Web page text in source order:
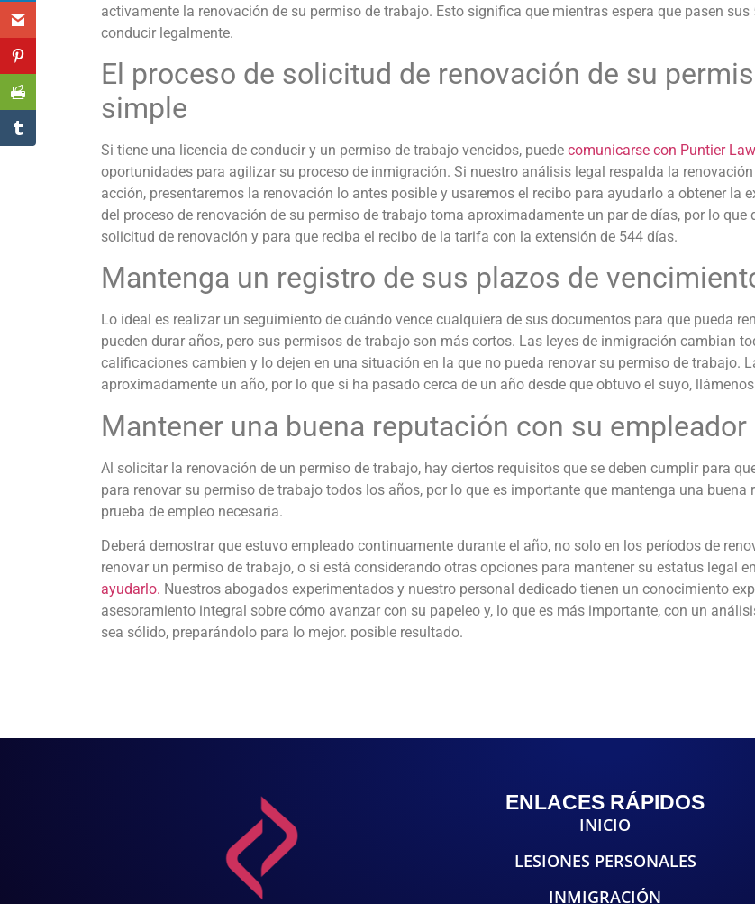
activamente la renovación de su permiso de trabajo. Esto significa que mientras espera que pasen
conducir legalmente.
El proceso de solicitud de renovación de su
simple
Si tiene una licencia de conducir y un permiso de trabajo vencidos, puede comunicarse con Puntier Law
oportunidades para agilizar su proceso de inmigración. Si nuestro análisis legal respalda la
acción, presentaremos la renovación lo antes posible y usaremos el recibo para ayudarlo a obtener la
del proceso de renovación de su permiso de trabajo toma aproximadamente un par de días, por lo
solicitud de renovación y para que reciba el recibo de la tarifa con la extensión de 544 días.
Mantenga un registro de sus plazos de
Lo ideal es realizar un seguimiento de cuándo vence cualquiera de sus documentos para que pueda
pueden durar años, pero sus permisos de trabajo son más cortos. Las leyes de inmigración cambian
calificaciones cambien y lo dejen en una situación en la que no pueda renovar su permiso de trabajo.
aproximadamente un año, por lo que si ha pasado cerca de un año desde que obtuvo el suyo,
Mantener una buena reputación con su empleador
Al solicitar la renovación de un permiso de trabajo, hay ciertos requisitos que se deben cumplir para
para renovar su permiso de trabajo todos los años, por lo que es importante que mantenga una
prueba de empleo necesaria.
Deberá demostrar que estuvo empleado continuamente durante el año, no solo en los períodos de
renovar un permiso de trabajo, o si está considerando otras opciones para mantener su estatus legal
ayudarlo. Nuestros abogados experimentados y nuestro personal dedicado tienen un conocimiento
asesoramiento integral sobre cómo avanzar con su papeleo y, lo que es más importante, con un
sea sólido, preparándolo para lo mejor. posible resultado.
ENLACES RÁPIDOS
INICIO
LESIONES PERSONALES
INMIGRACIÓN